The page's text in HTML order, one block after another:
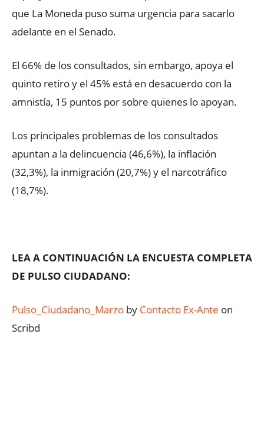
que La Moneda puso suma urgencia para sacarlo
adelante en el Senado.
El 66% de los consultados, sin embargo, apoya el
quinto retiro y el 45% está en desacuerdo con la
amnistía, 15 puntos por sobre quienes lo apoyan.
Los principales problemas de los consultados
apuntan a la delincuencia (46,6%), la inflación
(32,3%), la inmigración (20,7%) y el narcotráfico
(18,7%).
LEA A CONTINUACIÓN LA ENCUESTA COMPLETA
DE PULSO CIUDADANO:
Pulso_Ciudadano_Marzo by Contacto Ex-Ante on
Scribd